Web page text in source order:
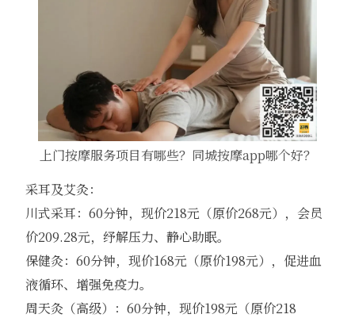
上门按摩服务项目有哪些？同城按摩app哪个好？
采耳及艾灸：
川式采耳：60分钟，现价218元（原价268元），会员
价209.28元，纾解压力、静心助眠。
保健灸：60分钟，现价168元（原价198元），促进血
液循环、增强免疫力。
周天灸（高级）：60分钟，现价198元（原价218